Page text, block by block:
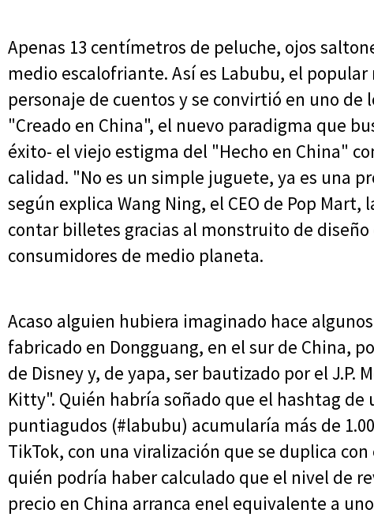
Apenas 13 centímetros de peluche, ojos
medio escalofriante. Así es Labubu, el
personaje de cuentos y se convirtió en uno de
"Creado en China", el nuevo paradigma que
éxito- el viejo estigma del "Hecho en China"
calidad. "No es un simple juguete, ya es una
según explica Wang Ning, el CEO de Pop
contar billetes gracias al monstruito de diseño
consumidores de medio planeta.
Acaso alguien hubiera imaginado hace
fabricado en Dongguang, en el sur de China,
de Disney y, de yapa, ser bautizado por el J.P.
Kitty". Quién habría soñado que el hashtag de
puntiagudos (#labubu) acumularía más de
TikTok, con una viralización que se duplica
quién podría haber calculado que el nivel de
precio en China arranca enel equivalente a